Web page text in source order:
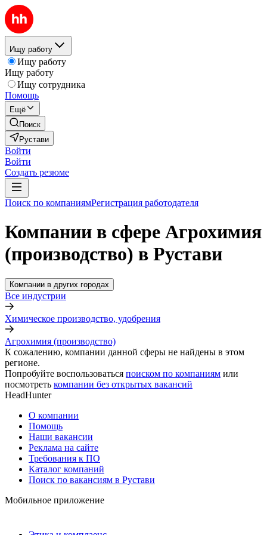
Ищу работу
Ищу работу
Ищу работу
Ищу сотрудника
Помощь
Ещё
Поиск
Рустави
Войти
Войти
Создать резюме
Поиск по компаниямРегистрация работодателя
Компании в сфере Агрохимия
(производство) в Рустави
Компании в других городах
Все индустрии
Химическое производство, удобрения
Агрохимия (производство)
К сожалению, компании данной сферы не найдены в этом
регионе.
Попробуйте воспользоваться поиском по компаниям или
посмотреть компании без открытых вакансий
HeadHunter
О компании
Помощь
Наши вакансии
Реклама на сайте
Требования к ПО
Каталог компаний
Поиск по вакансиям в Рустави
Мобильное приложение